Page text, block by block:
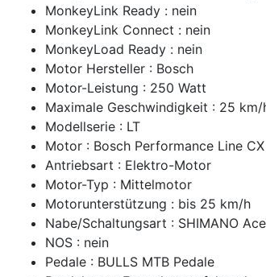
MonkeyLink Ready : nein
MonkeyLink Connect : nein
MonkeyLoad Ready : nein
Motor Hersteller : Bosch
Motor-Leistung : 250 Watt
Maximale Geschwindigkeit : 25 km/
Modellserie : LT
Motor : Bosch Performance Line
Antriebsart : Elektro-Motor
Motor-Typ : Mittelmotor
Motorunterstützung : bis 25 km/h
Nabe/Schaltungsart : SHIMANO
NOS : nein
Pedale : BULLS MTB Pedale